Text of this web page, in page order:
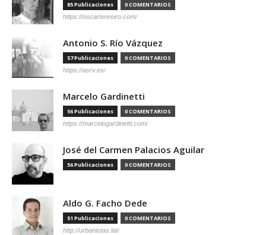
85 Publicaciones 0 COMENTARIOS
https://oscartenreiro.com/
Antonio S. Río Vázquez
57 Publicaciones 0 COMENTARIOS
https://asrv.es/
Marcelo Gardinetti
56 Publicaciones 0 COMENTARIOS
https://marcelogardinetti.com/
José del Carmen Palacios Aguilar
56 Publicaciones 0 COMENTARIOS
Aldo G. Facho Dede
51 Publicaciones 0 COMENTARIOS
http://urbanistas.lat/